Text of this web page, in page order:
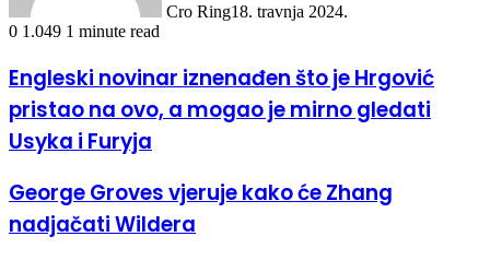
Cro Ring18. travnja 2024.
0 1.049 1 minute read
Engleski novinar iznenađen što je Hrgović
pristao na ovo, a mogao je mirno gledati
Usyka i Furyja
George Groves vjeruje kako će Zhang
nadjačati Wildera